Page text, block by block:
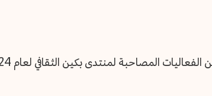
المصاحبة لمنتدى بكين الثقافي لعام 2024.